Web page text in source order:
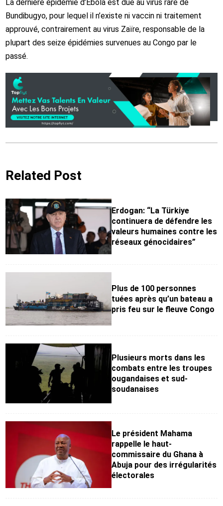
La dernière épidémie d’Ebola est due au virus rare de
Bundibugyo, pour lequel il n’existe ni vaccin ni traitement
approuvé, contrairement au virus Zaïre, responsable de la
plupart des seize épidémies survenues au Congo par le
passé.
Related Post
Erdogan: “La Türkiye
continuera de défendre les
valeurs humaines contre les
réseaux génocidaires”
Plus de 100 personnes
tuées après qu’un bateau a
pris feu sur le fleuve Congo
Plusieurs morts dans les
combats entre les troupes
ougandaises et sud-
soudanaises
Le président Mahama
rappelle le haut-
commissaire du Ghana à
Abuja pour des irrégularités
électorales